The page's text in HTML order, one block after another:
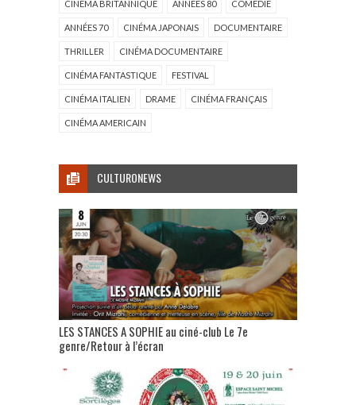
CINÉMA BRITANNIQUE ANNÉES 80 COMÉDIE
ANNÉES 70 CINÉMA JAPONAIS DOCUMENTAIRE
THRILLER CINÉMA DOCUMENTAIRE
CINÉMA FANTASTIQUE FESTIVAL
CINÉMA ITALIEN DRAME CINÉMA FRANÇAIS
CINÉMA AMERICAIN
CULTURONEWS
LES STANCES A SOPHIE au ciné-club Le 7e
genre/Retour à l’écran